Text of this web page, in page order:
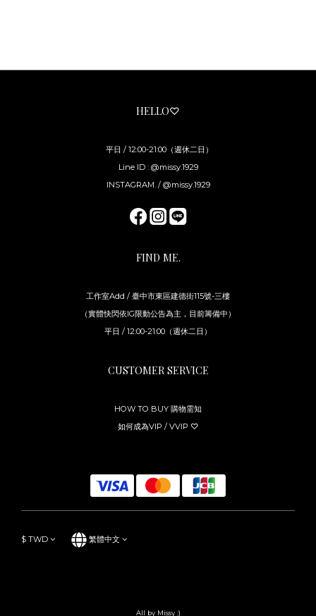
HELLO♡
平日 / 12:00-21:00（週休二日）
Line ID : @missy.1929
INSTAGRAM. / @missy.1929
FIND ME.
工作室Add / 臺中市東區建德街115號-三樓
（實體快閃依IG限動公告為主，目前籌備中）
平日 / 12:00-21:00（週休二日）
CUSTOMER SERVICE
HOW TO BUY 購物需知
如何成為VIP / VVIP ♡
$ TWD 繁體中文
All by Missy :)